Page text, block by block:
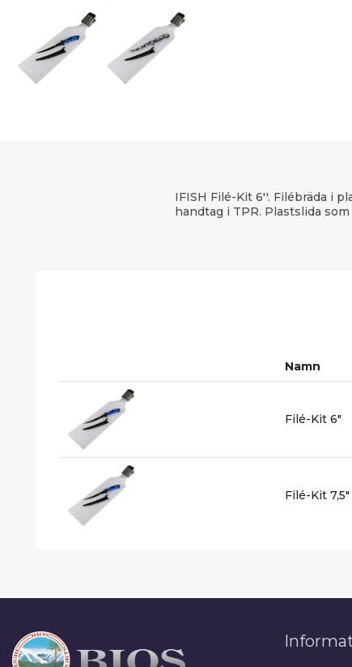
IFISH Filé-Kit 6''. Filébräda i
handtag i TPR. Plastslida som
Namn
Filé-Kit 6"
Filé-Kit 7,5"